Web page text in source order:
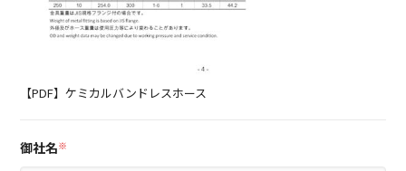
【PDF】ケミカルバンドレスホース
御社名※